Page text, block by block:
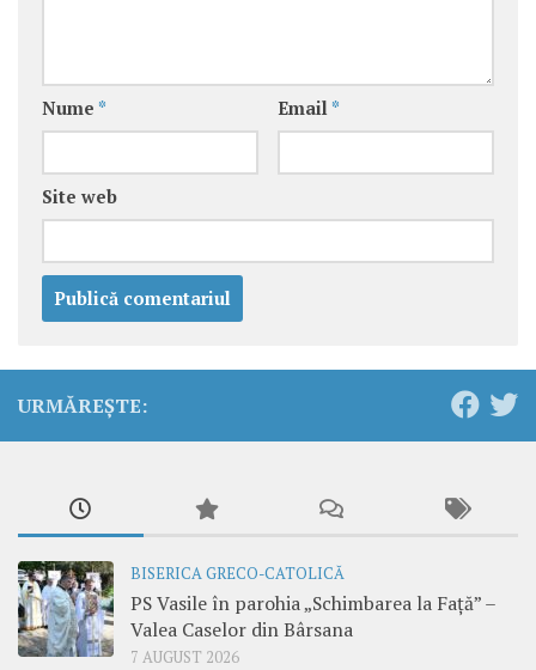
Nume * Email *
Site web
URMĂREȘTE:
BISERICA GRECO-CATOLICĂ
PS Vasile în parohia „Schimbarea la Față” –
Valea Caselor din Bârsana
7 AUGUST 2026